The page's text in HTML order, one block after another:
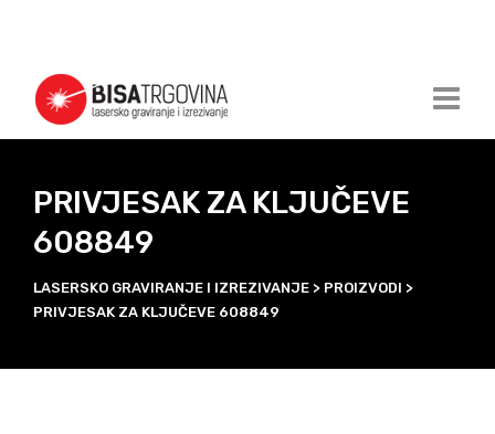
PRIVJESAK ZA KLJUČEVE
608849
LASERSKO GRAVIRANJE I IZREZIVANJE > PROIZVODI >
PRIVJESAK ZA KLJUČEVE 608849